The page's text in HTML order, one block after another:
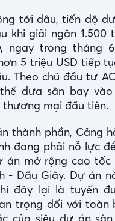
tới đâu, tiến độ
khi giải ngân 1.500
ngay trong tháng
5 triệu USD tiếp
Theo chủ đầu tư
đưa sân bay
thương mại đầu tiên.
thành phần, Cảng
đang phải nỗ lực
án mở rộng cao tốc
- Dầu Giây. Dự án
đây lại là tuyến
trọng đối với toàn
của siêu dự án